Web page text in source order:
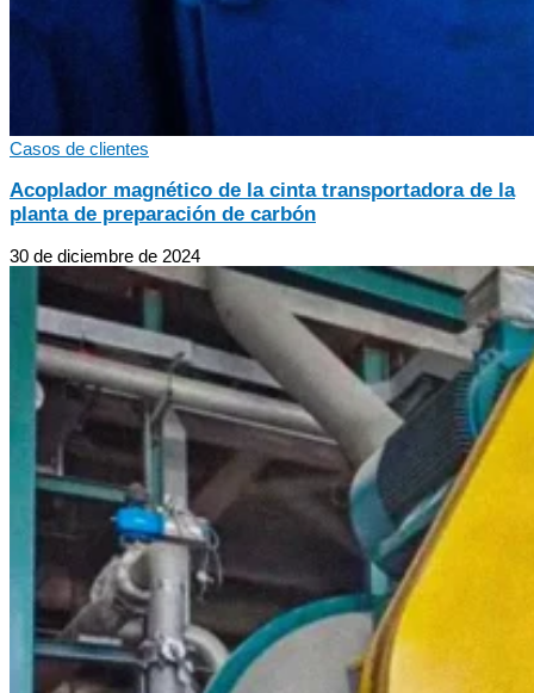
Casos de clientes
Acoplador magnético de la cinta transportadora de la
planta de preparación de carbón
30 de diciembre de 2024